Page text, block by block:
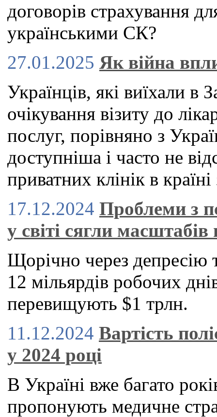
договорів страхування
українськими СК?
27.01.2025 Як війна
Українців, які виїхали в
очікування візиту до
послуг, порівняно з
доступніша і часто не
приватних клінік в країні
17.12.2024 Проблеми з
у світі сягли масштабів
Щорічно через депресію
12 мільярдів робочих
перевищують $1 трлн.
11.12.2024 Вартість
у 2024 році
В Україні вже багато
пропонують медичне